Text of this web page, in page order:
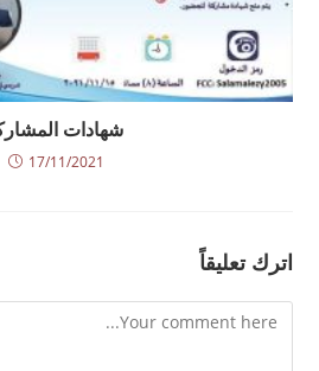
شهادات المشاركة
17/11/2021
اترك تعليقاً